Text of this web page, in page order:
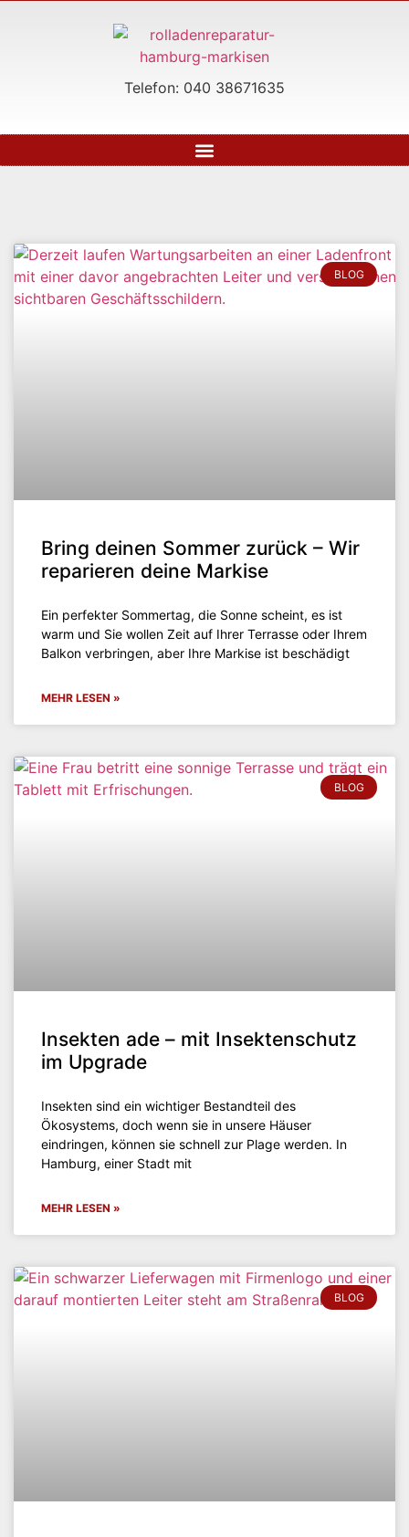
Telefon: 040 38671635
BLOG
Bring deinen Sommer zurück – Wir
reparieren deine Markise
Ein perfekter Sommertag, die Sonne scheint, es ist
warm und Sie wollen Zeit auf Ihrer Terrasse oder Ihrem
Balkon verbringen, aber Ihre Markise ist beschädigt
MEHR LESEN »
BLOG
Insekten ade – mit Insektenschutz
im Upgrade
Insekten sind ein wichtiger Bestandteil des
Ökosystems, doch wenn sie in unsere Häuser
eindringen, können sie schnell zur Plage werden. In
Hamburg, einer Stadt mit
MEHR LESEN »
BLOG